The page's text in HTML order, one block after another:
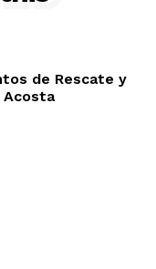
de Rescate y
Acosta